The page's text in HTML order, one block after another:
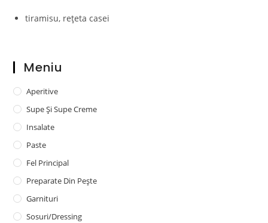
tiramisu, rețeta casei
Meniu
Aperitive
Supe Și Supe Creme
Insalate
Paste
Fel Principal
Preparate Din Pește
Garnituri
Sosuri/dressing